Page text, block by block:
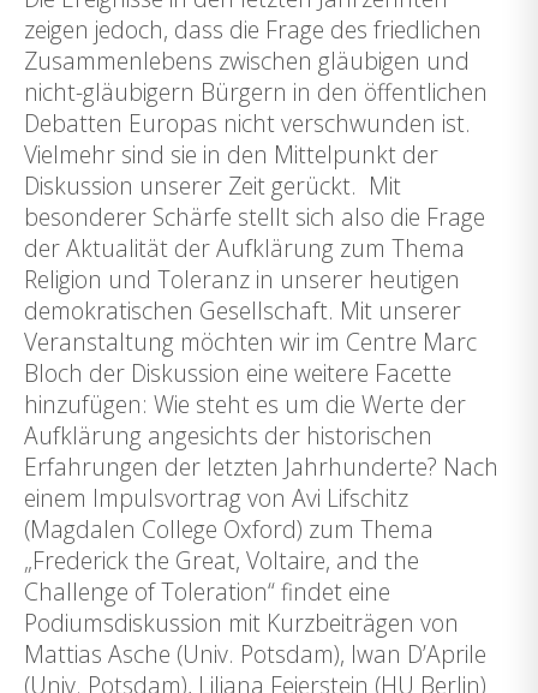
zeigen jedoch, dass die Frage des friedlichen
Zusammenlebens zwischen gläubigen und
nicht-gläubigern Bürgern in den öffentlichen
Debatten Europas nicht verschwunden ist.
Vielmehr sind sie in den Mittelpunkt der
Diskussion unserer Zeit gerückt. Mit
besonderer Schärfe stellt sich also die Frage
der Aktualität der Aufklärung zum Thema
Religion und Toleranz in unserer heutigen
demokratischen Gesellschaft. Mit unserer
Veranstaltung möchten wir im Centre Marc
Bloch der Diskussion eine weitere Facette
hinzufügen: Wie steht es um die Werte der
Aufklärung angesichts der historischen
Erfahrungen der letzten Jahrhunderte? Nach
einem Impulsvortrag von Avi Lifschitz
(Magdalen College Oxford) zum Thema
„Frederick the Great, Voltaire, and the
Challenge of Toleration“ findet eine
Podiumsdiskussion mit Kurzbeiträgen von
Mattias Asche (Univ. Potsdam), Iwan D’Aprile
(Univ. Potsdam), Liliana Feierstein (HU Berlin)